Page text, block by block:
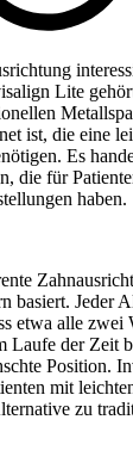
Lite
ist, die eine
Es
die für
haben.
basiert. Jeder
etwa alle zwei
Laufe der Zeit
Position.
mit
zu